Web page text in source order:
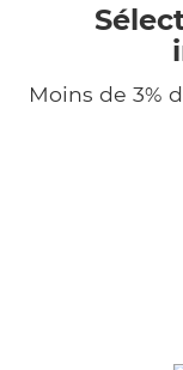
Moins de 3%